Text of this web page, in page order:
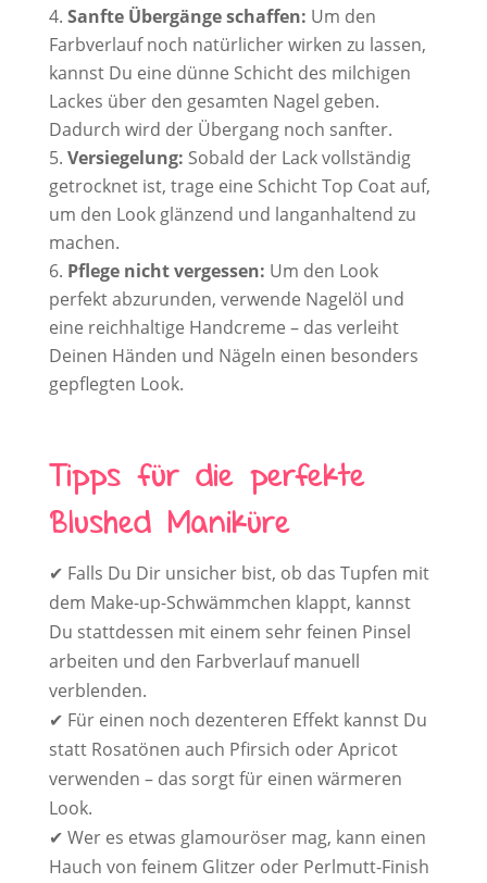
Sanfte Übergänge schaffen: Um den
Farbverlauf noch natürlicher wirken zu lassen,
kannst Du eine dünne Schicht des milchigen
Lackes über den gesamten Nagel geben.
Dadurch wird der Übergang noch sanfter.
Versiegelung: Sobald der Lack vollständig
getrocknet ist, trage eine Schicht Top Coat auf,
um den Look glänzend und langanhaltend zu
machen.
Pflege nicht vergessen: Um den Look
perfekt abzurunden, verwende Nagelöl und
eine reichhaltige Handcreme – das verleiht
Deinen Händen und Nägeln einen besonders
gepflegten Look.
Tipps für die perfekte
Blushed Maniküre
✔ Falls Du Dir unsicher bist, ob das Tupfen mit
dem Make-up-Schwämmchen klappt, kannst
Du stattdessen mit einem sehr feinen Pinsel
arbeiten und den Farbverlauf manuell
verblenden.
✔ Für einen noch dezenteren Effekt kannst Du
statt Rosatönen auch Pfirsich oder Apricot
verwenden – das sorgt für einen wärmeren
Look.
✔ Wer es etwas glamouröser mag, kann einen
Hauch von feinem Glitzer oder Perlmutt-Finish